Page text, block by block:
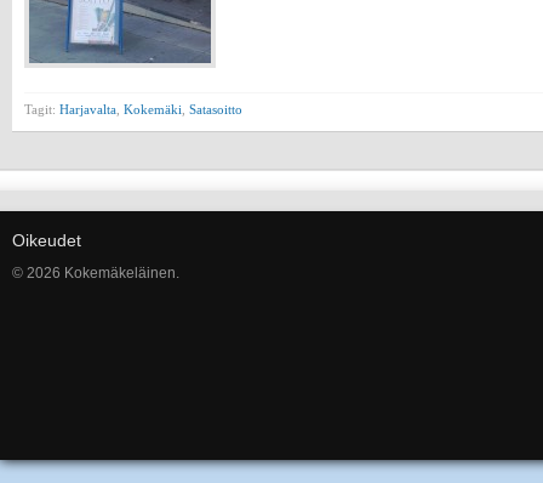
Tagit: Harjavalta Kokemäki Satasoitto
Oikeudet
© 2026 Kokemäkeläinen.